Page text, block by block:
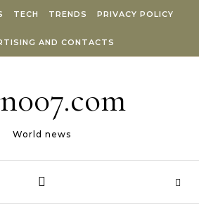
TECH TRENDS PRIVACY POLICY
AND CONTACTS
World news